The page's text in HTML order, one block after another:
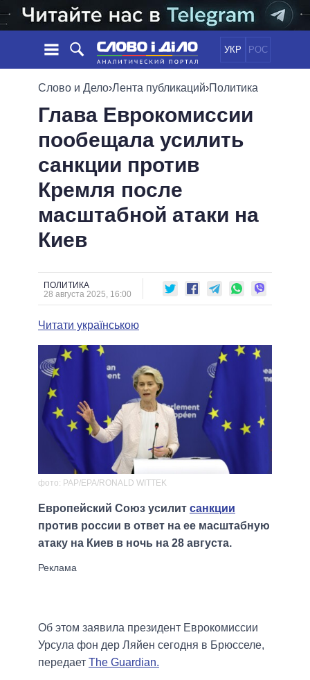
УКР РОС
НОВОСТИ
ЛЕНТА
СОБЫТИЯ
СТАТЬИ
МНЕНИЯ
ОБЗОРЫ
ДАЙДЖЕСТЫ
ПОЛИТИКА
ЭКОНОМИКА
ОБЩЕСТВО
ОБЕЩАНИЯ
ПОЛИТИКИ
ВСЕ ПОЛИТИКИ
ПРЕЗИДЕНТ И ОФИС
ВЕРХОВНАЯ РАДА
КАБИНЕТ МИНИСТРОВ
МЭРЫ
ВСЕ ПЕРСОНЫ
ИНФОГРАФИКА
ВИДЕО
СРАВНЕНИЕ ПОЛИТИКОВ
Слово и Дело›Лента публикаций›Политика
Глава Еврокомиссии
пообещала усилить
санкции против
Кремля после
масштабной атаки на
Киев
ПОЛИТИКА
28 августа 2025, 16:00
Читати українською
фото: PAP/EPA/RONALD WITTEK
Европейский Союз усилит санкции
против россии в ответ на ее масштабную
атаку на Киев в ночь на 28 августа.
Об этом заявила президент Еврокомиссии
Урсула фон дер Ляйен сегодня в Брюсселе,
передает The Guardian.